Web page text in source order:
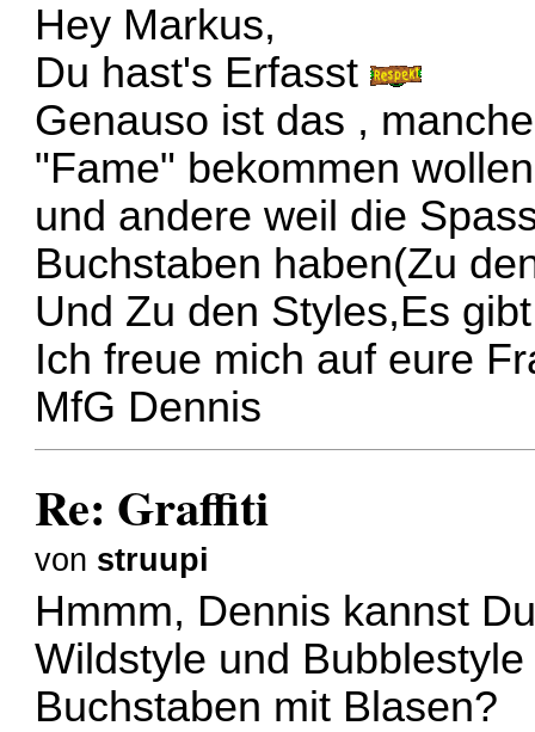
Hey Markus,
Du hast's Erfasst
Genauso ist das ,
"Fame" bekommen
und andere weil die
Buchstaben haben(Zu
Und Zu den Styles,Es
Ich freue mich auf eure
MfG Dennis
Re: Graffiti
von struupi
Hmmm, Dennis kannst
Wildstyle und
Buchstaben mit Blasen?